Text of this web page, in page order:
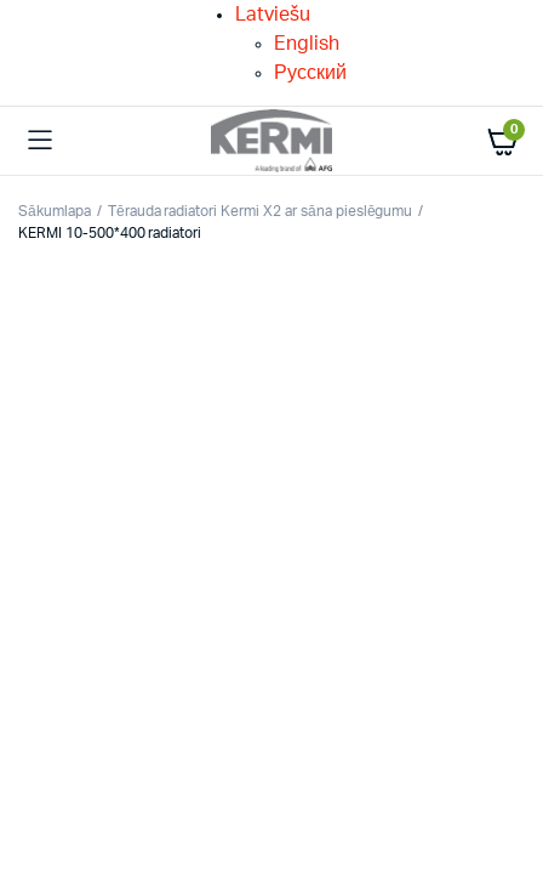
Latviešu
English
Русский
0
Sākumlapa
Tērauda radiatori Kermi X2 ar sāna pieslēgumu
KERMI 10-500*400 radiatori